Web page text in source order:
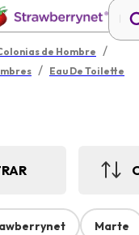
de Hombre /
/ Eau De Toilette
Marte